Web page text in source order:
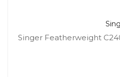
Singer Featherweight